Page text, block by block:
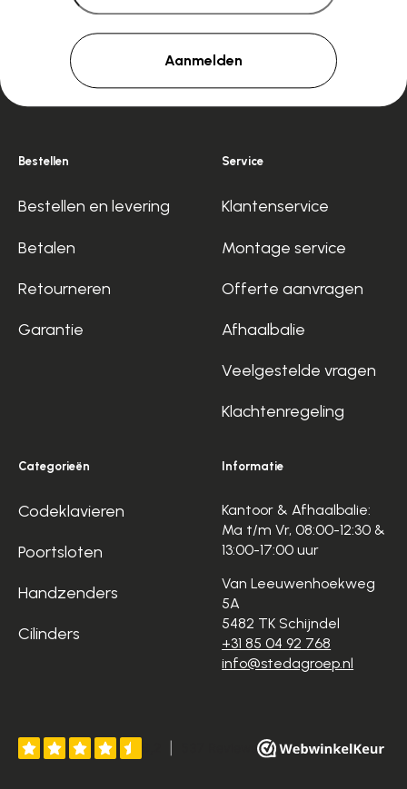
Aanmelden
Bestellen
Bestellen en levering
Betalen
Retourneren
Garantie
Service
Klantenservice
Montage service
Offerte aanvragen
Afhaalbalie
Veelgestelde vragen
Klachtenregeling
Categorieën
Codeklavieren
Poortsloten
Handzenders
Cilinders
Informatie
Kantoor & Afhaalbalie:
Ma t/m Vr, 08:00-12:30 &
13:00-17:00 uur
Van Leeuwenhoekweg
5A
5482 TK Schijndel
+31 85 04 92 768
info@stedagroep.nl